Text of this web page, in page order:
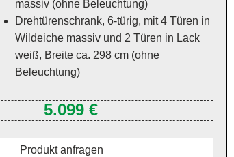
massiv (ohne Beleuchtung)
Drehtürenschrank, 6-türig, mit 4 Türen in
Wildeiche massiv und 2 Türen in Lack
weiß, Breite ca. 298 cm (ohne
Beleuchtung)
5.099 €
Produkt anfragen